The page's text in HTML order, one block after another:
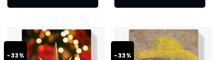
-33% -33%